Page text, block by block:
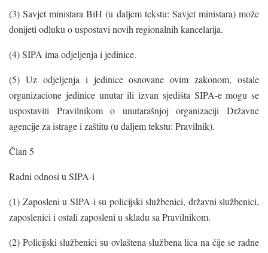
(3) Savjet ministara BiH (u daljem tekstu: Savjet ministara) može
donijeti odluku o uspostavi novih regionalnih kancelarija.
(4) SIPA ima odjeljenja i jedinice.
(5) Uz odjeljenja i jedinice osnovane ovim zakonom, ostale
organizacione jedinice unutar ili izvan sjedišta SIPA-e mogu se
uspostaviti Pravilnikom o unutarašnjoj organizaciji Državne
agencije za istrage i zaštitu (u daljem tekstu: Pravilnik).
Član 5
Radni odnosi u SIPA-i
(1) Zaposleni u SIPA-i su policijski službenici, državni službenici,
zaposlenici i ostali zaposleni u skladu sa Pravilnikom.
(2) Policijski službenici su ovlaštena službena lica na čije se radne